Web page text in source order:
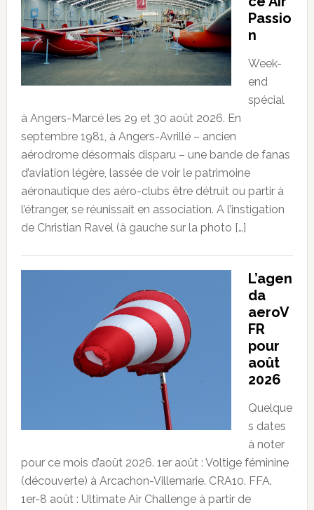
Passio
n
Week-
end
spécial
à Angers-Marcé les 29 et 30 août 2026. En
septembre 1981, à Angers-Avrillé – ancien
aérodrome désormais disparu – une bande de fanas
d’aviation légère, lassée de voir le patrimoine
aéronautique des aéro-clubs être détruit ou partir à
l’étranger, se réunissait en association. A l’instigation
de Christian Ravel (à gauche sur la photo […]
L’agen
da
aeroV
FR
pour
août
2026
Quelque
s dates
à noter
pour ce mois d’août 2026. 1er août : Voltige féminine
(découverte) à Arcachon-Villemarie. CRA10. FFA.
1er-8 août : Ultimate Air Challenge à partir de